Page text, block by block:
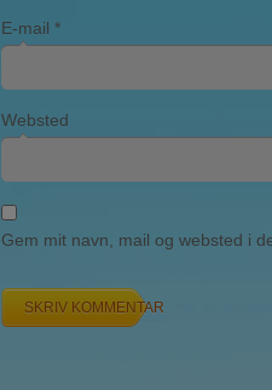
E-mail *
Websted
Gem mit navn, mail og websted i